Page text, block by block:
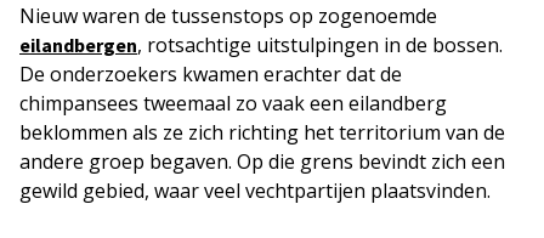
Nieuw waren de tussenstops op zogenoemde
eilandbergen, rotsachtige uitstulpingen in de bossen.
De onderzoekers kwamen erachter dat de
chimpansees tweemaal zo vaak een eilandberg
beklommen als ze zich richting het territorium van de
andere groep begaven. Op die grens bevindt zich een
gewild gebied, waar veel vechtpartijen plaatsvinden.